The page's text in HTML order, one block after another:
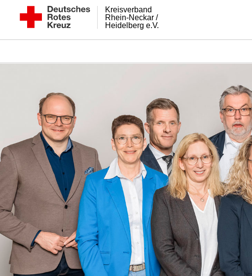
Heidelberg e.V.
Rhein-Neckar /
Kreisverband